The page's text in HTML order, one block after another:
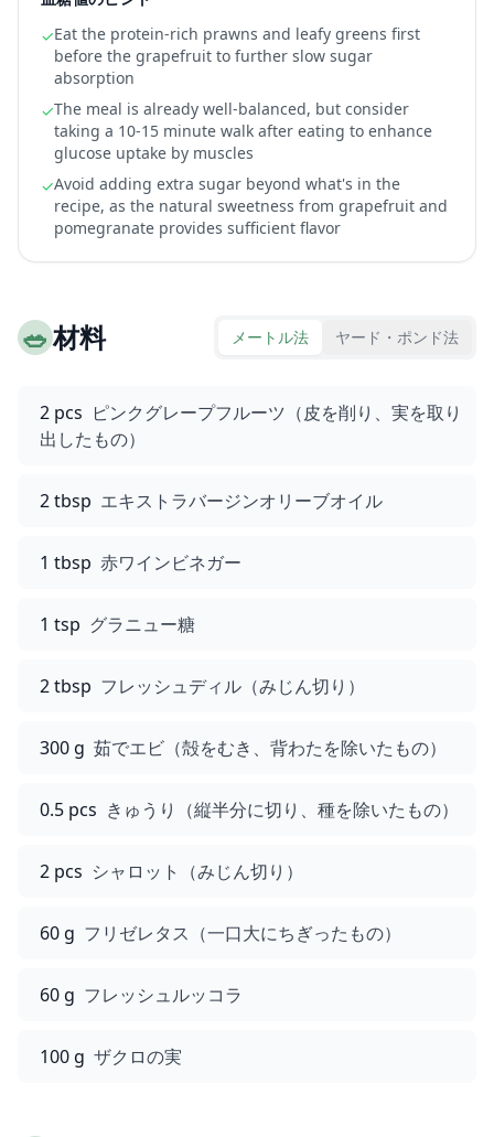
✓Eat the protein-rich prawns and leafy greens first
before the grapefruit to further slow sugar
absorption
✓The meal is already well-balanced, but consider
taking a 10-15 minute walk after eating to enhance
glucose uptake by muscles
✓Avoid adding extra sugar beyond what's in the
recipe, as the natural sweetness from grapefruit and
pomegranate provides sufficient flavor
🥗材料 メートル法 ヤード・ポンド法
2 pcs ピンクグレープフルーツ（皮を削り、実を取り
出したもの）
2 tbsp エキストラバージンオリーブオイル
1 tbsp 赤ワインビネガー
1 tsp グラニュー糖
2 tbsp フレッシュディル（みじん切り）
300 g 茹でエビ（殻をむき、背わたを除いたもの）
0.5 pcs きゅうり（縦半分に切り、種を除いたもの）
2 pcs シャロット（みじん切り）
60 g フリゼレタス（一口大にちぎったもの）
60 g フレッシュルッコラ
100 g ザクロの実